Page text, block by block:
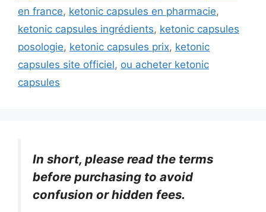
en france, ketonic capsules en pharmacie,
ketonic capsules ingrédients, ketonic capsules
posologie, ketonic capsules prix, ketonic
capsules site officiel, ou acheter ketonic
capsules
In short, please read the terms
before purchasing to avoid
confusion or hidden fees.